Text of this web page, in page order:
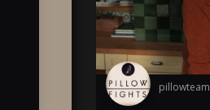
pillowteam